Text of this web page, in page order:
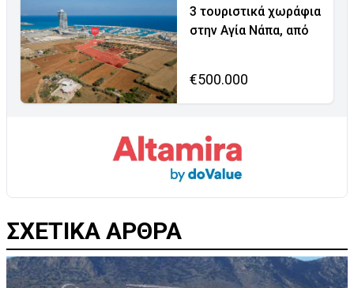
3 τουριστικά χωράφια
στην Αγία Νάπα, από
€500.000
ΣΧΕΤΙΚΑ ΑΡΘΡΑ